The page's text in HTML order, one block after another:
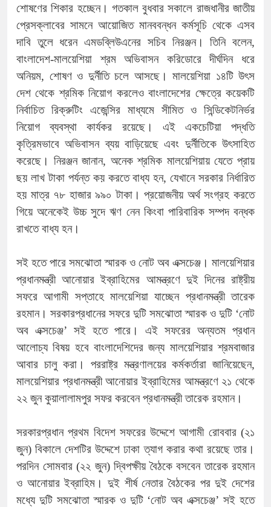
শোষণের শিকার হচ্ছেন। গতকাল বুধবার সকালে রাজধানীর জাতীয়
প্রেসক্লাবের সামনে আয়োজিত মানববন্ধন কর্মসূচি থেকে এসব
দাবি তুলে ধরেন এমডব্লিউএনের সচিব নিরঞ্জন। তিনি বলেন,
বাংলাদেশ-মালয়েশিয়া শ্রম অভিবাসন করিডোরে দীর্ঘদিন ধরে
অনিয়ম, শোষণ ও দুর্নীতি চলে আসছে। মালয়েশিয়া ১৪টি উৎস
দেশ থেকে শ্রমিক নিয়োগ করলেও বাংলাদেশের ক্ষেত্রে কয়েকটি
নির্বাচিত রিক্রুটিং এজেন্সির মাধ্যমে সীমিত ও সিন্ডিকেটনির্ভর
নিয়োগ ব্যবস্থা কার্যকর রয়েছে। এই একচেটিয়া পদ্ধতি
কৃত্রিমভাবে অভিবাসন ব্যয় বাড়িয়েছে এবং দুর্নীতিকে উৎসাহিত
করেছে। নিরঞ্জন জানান, অনেক শ্রমিক মালয়েশিয়ায় যেতে প্রায়
ছয় লাখ টাকা পর্যন্ত কয় করতে বাধ্য হন, যেখানে সরকার নির্ধারিত
হয় মাত্র ৭৮ হাজার ৯৯০ টাকা। প্রয়োজনীয় অর্থ সংগ্রহ করতে
গিয়ে অনেকেই উচ্চ সুদে ঋণ নেন কিংবা পারিবারিক সম্পদ বন্ধক
রাখতে বাধ্য হন।
সই হতে পারে সমঝোতা স্মারক ও নোট অব এক্সচেঞ্জ। মালয়েশিয়ার
প্রধানমন্ত্রী আনোয়ার ইব্রাহিমের আমন্ত্রণে দুই দিনের রাষ্ট্রীয়
সফরে আগামী সপ্তাহে মালয়েশিয়া যাচ্ছেন প্রধানমন্ত্রী তারেক
রহমান। সরকারপ্রধানের সফরে দুটি সমঝোতা স্মারক ও দুটি ‘নোট
অব এক্সচেঞ্জ’ সই হতে পারে। এই সফরের অন্যতম প্রধান
আলোচ্য বিষয় হবে বাংলাদেশিদের জন্য মালয়েশিয়ার শ্রমবাজার
আবার চালু করা। পররাষ্ট্র মন্ত্রণালয়ের কর্মকর্তারা জানিয়েছেন,
মালয়েশিয়ার প্রধানমন্ত্রী আনোয়ার ইব্রাহিমের আমন্ত্রণে ২১ থেকে
২২ জুন কুয়ালালামপুর সফর করবেন প্রধানমন্ত্রী তারেক রহমান।
সরকারপ্রধান প্রথম বিদেশ সফরের উদ্দেশে আগামী রোববার (২১
জুন) বিকালে দেশটির উদ্দেশে ঢাকা ত্যাগ করার কথা রয়েছে তার।
পরদিন সোমবার (২২ জুন) দ্বিপক্ষীয় বৈঠকে বসবেন তারেক রহমান
ও আনোয়ার ইব্রাহিম। দুই শীর্ষ নেতার বৈঠকের পর দুই দেশের
মধ্যে দুটি সমঝোতা স্মারক ও দুটি ‘নোট অব এক্সচেঞ্জ’ সই হতে